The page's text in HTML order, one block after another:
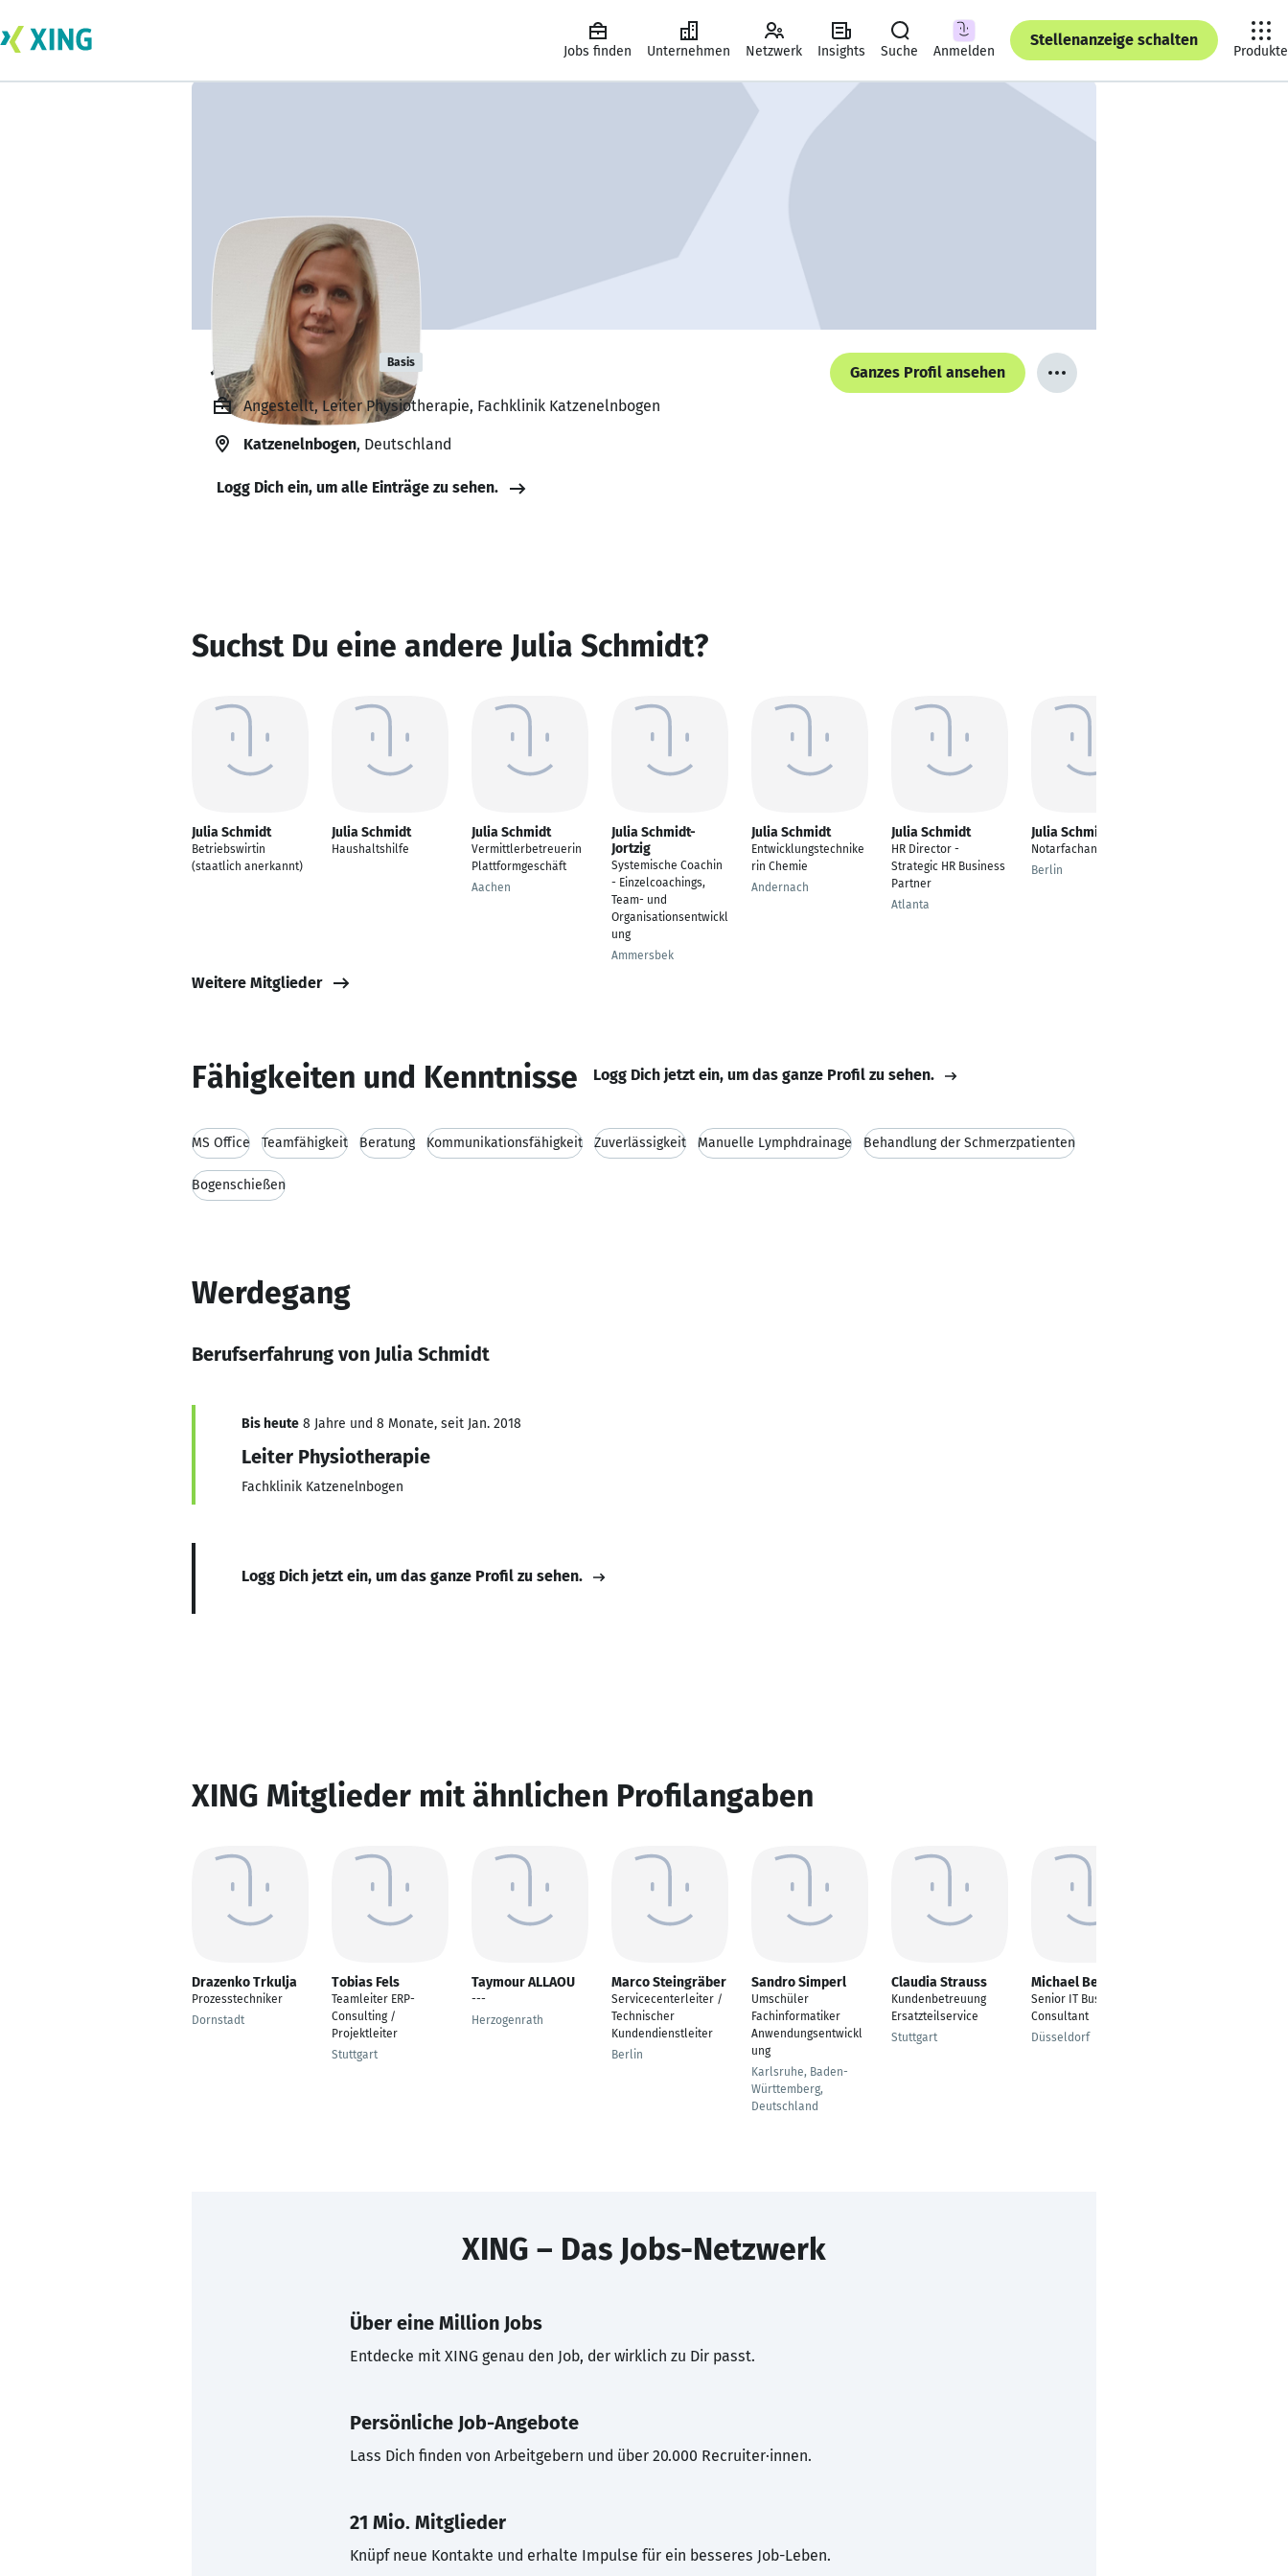
Jobs finden Unternehmen Netzwerk Insights Suche Anmelden
Stellenanzeige schalten
Produkte
Julia Schmidt Basis
Ganzes Profil ansehen
Angestellt, Leiter Physiotherapie, Fachklinik Katzenelnbogen
Katzenelnbogen, Deutschland
Logg Dich ein, um alle Einträge zu sehen.
Suchst Du eine andere Julia Schmidt?
Julia Schmidt
Betriebswirtin
(staatlich anerkannt)
Julia Schmidt
Haushaltshilfe
Julia Schmidt
Vermittlerbetreuerin
Plattformgeschäft
Aachen
Julia Schmidt-
Jortzig
Systemische Coachin
- Einzelcoachings,
Team- und
Organisationsentwickl
ung
Ammersbek
Julia Schmidt
Entwicklungstechnike
rin Chemie
Andernach
Julia Schmidt
HR Director -
Strategic HR Business
Partner
Atlanta
Julia Schmidt
Notarfachangestellte
Berlin
Weitere Mitglieder
Fähigkeiten und Kenntnisse Logg Dich jetzt ein, um das ganze Profil zu sehen.
MS Office Teamfähigkeit Beratung Kommunikationsfähigkeit Zuverlässigkeit Manuelle Lymphdrainage Behandlung der Schmerzpatienten
Bogenschießen
Werdegang
Berufserfahrung von Julia Schmidt
Bis heute 8 Jahre und 8 Monate, seit Jan. 2018
Leiter Physiotherapie
Fachklinik Katzenelnbogen
Logg Dich jetzt ein, um das ganze Profil zu sehen.
XING Mitglieder mit ähnlichen Profilangaben
Drazenko Trkulja
Prozesstechniker
Dornstadt
Tobias Fels
Teamleiter ERP-
Consulting /
Projektleiter
Stuttgart
Taymour ALLAOU
---
Herzogenrath
Marco Steingräber
Servicecenterleiter /
Technischer
Kundendienstleiter
Berlin
Sandro Simperl
Umschüler
Fachinformatiker
Anwendungsentwickl
ung
Karlsruhe, Baden-
Württemberg,
Deutschland
Claudia Strauss
Kundenbetreuung
Ersatzteilservice
Stuttgart
Michael Beume
Senior IT Business
Consultant
Düsseldorf
XING – Das Jobs-Netzwerk
Über eine Million Jobs
Entdecke mit XING genau den Job, der wirklich zu Dir passt.
Persönliche Job-Angebote
Lass Dich finden von Arbeitgebern und über 20.000 Recruiter·innen.
21 Mio. Mitglieder
Knüpf neue Kontakte und erhalte Impulse für ein besseres Job-Leben.